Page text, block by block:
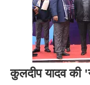
कुलदीप यादव की